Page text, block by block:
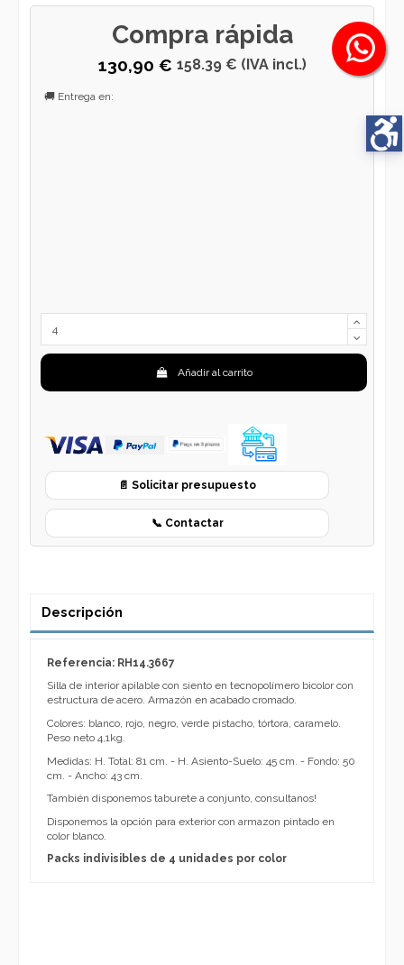
Añadir al carrito
Compra rápida
130,90 € 158.39 € (IVA incl.)
🚚 Entrega en:
📄 Solicitar presupuesto
📞 Contactar
Descripción
Referencia: RH14.3667
Silla de interior apilable con siento en tecnopolímero bicolor con
estructura de acero. Armazón en acabado cromado.
Colores: blanco, rojo, negro, verde pistacho, tórtora, caramelo.
Peso neto 4,1kg.
Medidas: H. Total: 81 cm. - H. Asiento-Suelo: 45 cm. - Fondo: 50
cm. - Ancho: 43 cm.
También disponemos taburete a conjunto, consultanos!
Disponemos la opción para exterior con armazon pintado en
color blanco.
Packs indivisibles de 4 unidades por color